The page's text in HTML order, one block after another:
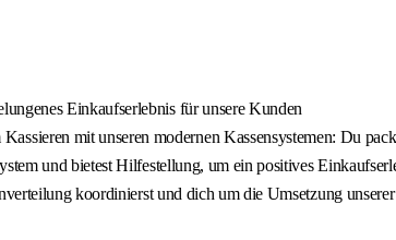
Einkaufserlebnis für unsere Kunden
mit unseren modernen Kassensystemen: Du
und bietest Hilfestellung, um ein positives
koordinierst und dich um die Umsetzung